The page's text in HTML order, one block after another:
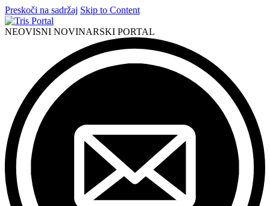
Preskoči na sadržaj Skip to Content
NEOVISNI NOVINARSKI PORTAL